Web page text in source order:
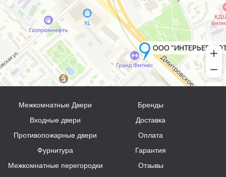
Межкомнатные Двери
Входные двери
Противопожарные двери
Фурнитура
Межкомнатные перегородки
Бренды
Доставка
Оплата
Гарантия
Отзывы